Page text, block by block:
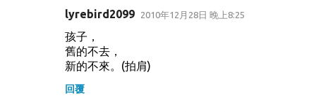
lyrebird2099 2010年12月28日 晚上8:25
孩子，
舊的不去，
新的不來。(拍肩)
回覆